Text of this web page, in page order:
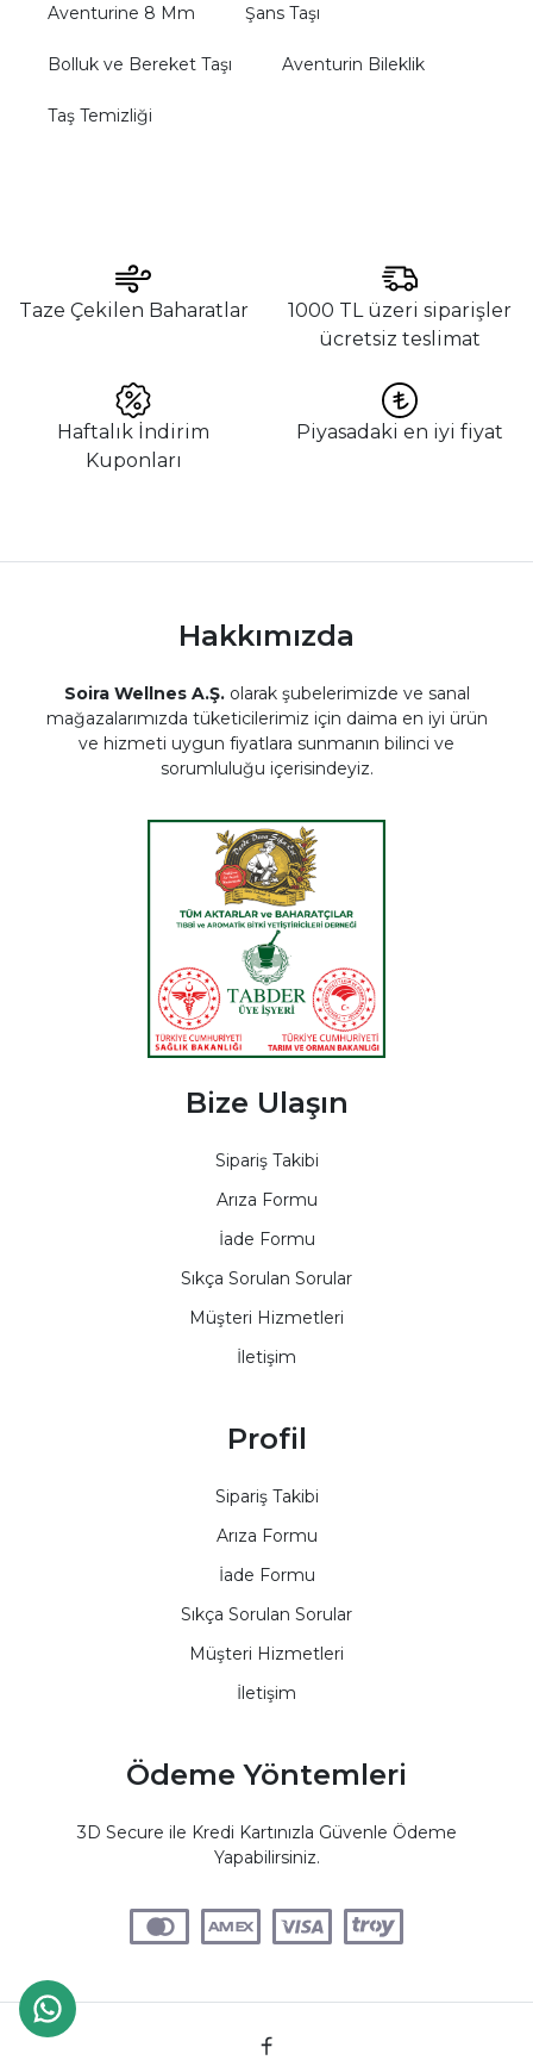
Aventurine 8 Mm Şans Taşı
Bolluk ve Bereket Taşı Aventurin Bileklik
Taş Temizliği
Taze Çekilen Baharatlar
1000 TL üzeri siparişler
ücretsiz teslimat
Haftalık İndirim
Kuponları
Piyasadaki en iyi fiyat
Hakkımızda
Soira Wellnes A.Ş.olarak şubelerimizde ve sanal
mağazalarımızda tüketicilerimiz için daima en iyi ürün
ve hizmeti uygun fiyatlara sunmanın bilinci ve
sorumluluğu içerisindeyiz.
Bize Ulaşın
Sipariş Takibi
Arıza Formu
İade Formu
Sıkça Sorulan Sorular
Müşteri Hizmetleri
İletişim
Profil
Sipariş Takibi
Arıza Formu
İade Formu
Sıkça Sorulan Sorular
Müşteri Hizmetleri
İletişim
Ödeme Yöntemleri
3D Secure ile Kredi Kartınızla Güvenle Ödeme
Yapabilirsiniz.